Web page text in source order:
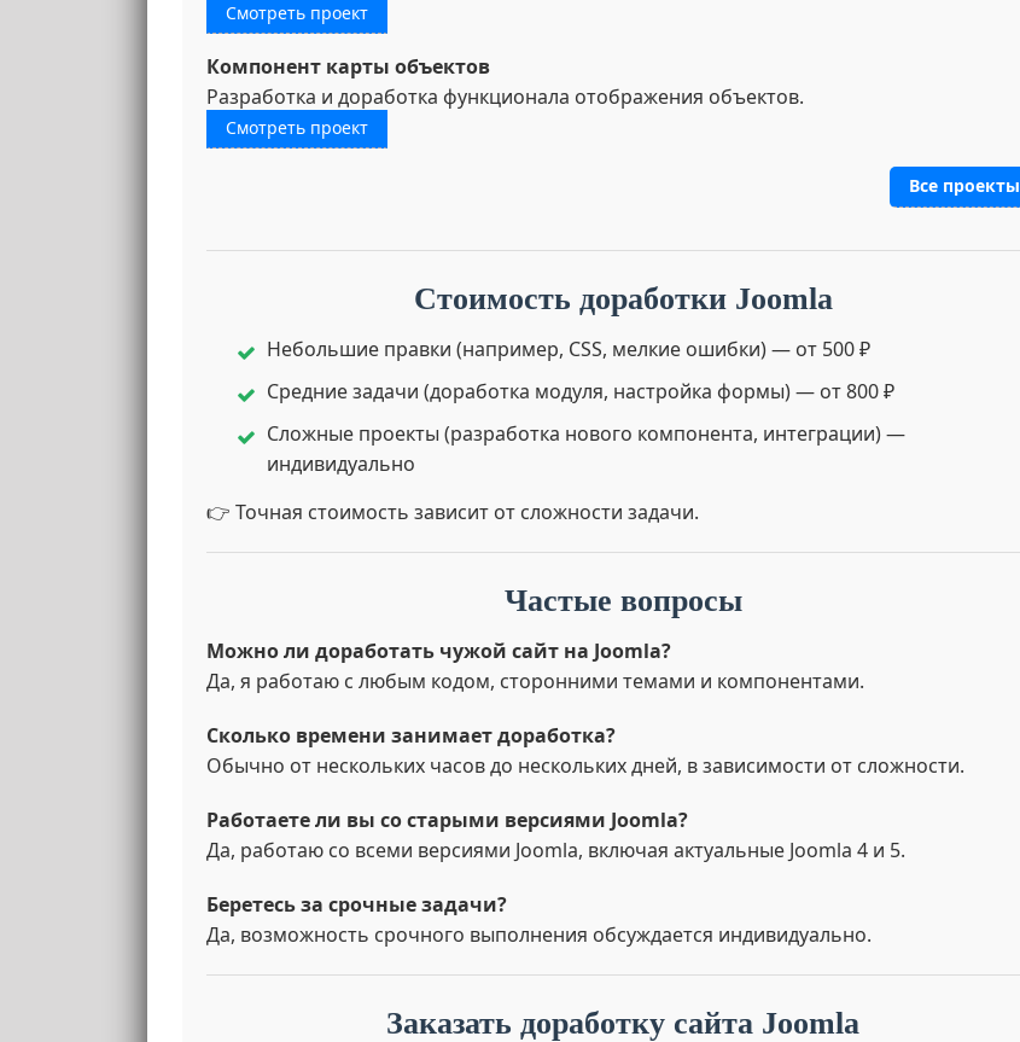
Смотреть проект
Компонент карты объектов
Разработка и доработка функционала отображения объектов.
Смотреть проект
Все проекты
Стоимость доработки Joomla
Небольшие правки (например, CSS, мелкие ошибки) — от 500 ₽
Средние задачи (доработка модуля, настройка формы) — от 800 ₽
Сложные проекты (разработка нового компонента, интеграции) —
индивидуально
👉 Точная стоимость зависит от сложности задачи.
Частые вопросы
Можно ли доработать чужой сайт на Joomla?
Да, я работаю с любым кодом, сторонними темами и компонентами.
Сколько времени занимает доработка?
Обычно от нескольких часов до нескольких дней, в зависимости от сложности.
Работаете ли вы со старыми версиями Joomla?
Да, работаю со всеми версиями Joomla, включая актуальные Joomla 4 и 5.
Беретесь за срочные задачи?
Да, возможность срочного выполнения обсуждается индивидуально.
Заказать доработку сайта Joomla